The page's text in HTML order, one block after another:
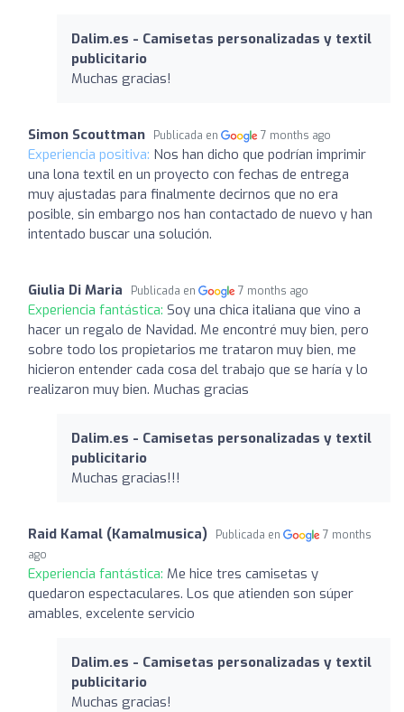
Dalim.es - Camisetas personalizadas y textil
publicitario
Muchas gracias!
Simon Scouttman Publicada en 7 months ago
Experiencia positiva: Nos han dicho que podrían imprimir
una lona textil en un proyecto con fechas de entrega
muy ajustadas para finalmente decirnos que no era
posible, sin embargo nos han contactado de nuevo y han
intentado buscar una solución.
Giulia Di Maria Publicada en 7 months ago
Experiencia fantástica: Soy una chica italiana que vino a
hacer un regalo de Navidad. Me encontré muy bien, pero
sobre todo los propietarios me trataron muy bien, me
hicieron entender cada cosa del trabajo que se haría y lo
realizaron muy bien. Muchas gracias
Dalim.es - Camisetas personalizadas y textil
publicitario
Muchas gracias!!!
Raid Kamal (Kamalmusica) Publicada en
7 months
ago
Experiencia fantástica: Me hice tres camisetas y
quedaron espectaculares. Los que atienden son súper
amables, excelente servicio
Dalim.es - Camisetas personalizadas y textil
publicitario
Muchas gracias!